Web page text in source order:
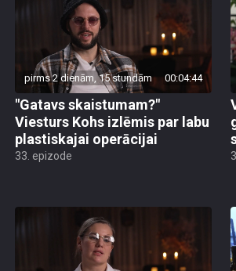
pirms 2 dienām, 15 stundām 00:04:44
"Gatavs skaistumam?"
Viesturs Kohs izlēmis par labu
plastiskajai operācijai
33. epizode